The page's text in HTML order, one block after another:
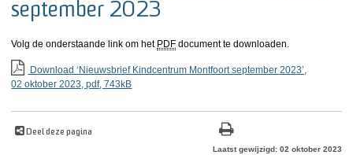
september 2023
Volg de onderstaande link om het PDF document te downloaden.
Download ‘Nieuwsbrief Kindcentrum Montfoort september 2023’,
02 oktober 2023,pdf, 743kB
Deel deze pagina
Laatst gewijzigd: 02 oktober 2023